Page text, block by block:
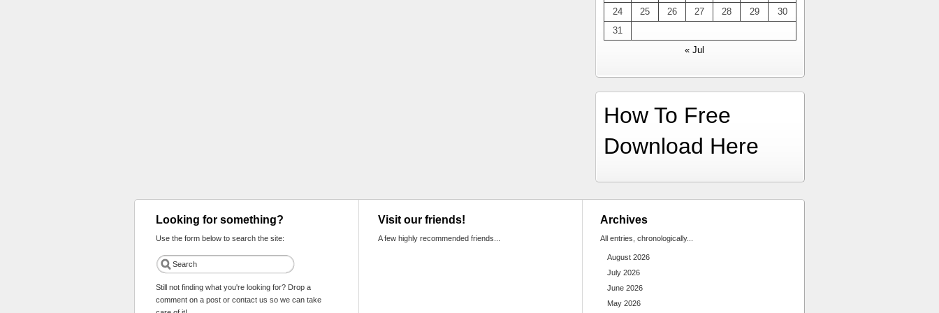
24
25 26 27 28 29
30
31
« Jul
How To Free
Download Here
Looking for something?
Use the form below to search the site:
Still not finding what you're looking for? Drop a
comment on a post or contact us so we can take
Visit our friends!
A few highly recommended friends...
Archives
All entries, chronologically...
August 2026
July 2026
June 2026
May 2026